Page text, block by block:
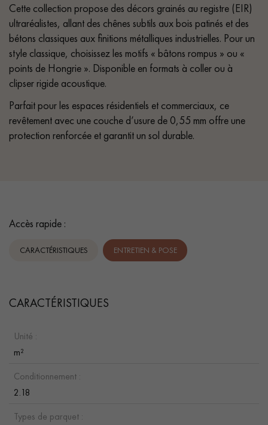
Cette collection propose des décors grainés au registre (EIR)
ultraréalistes, allant des chênes subtils aux bois patinés et des
bétons classiques aux finitions métalliques industrielles. Pour un
style classique, choisissez les motifs « bâtons rompus » ou «
points de Hongrie ». Disponible en formats à coller ou à
clipser rigide acoustique.
Parfait pour les espaces résidentiels et commerciaux, ce
revêtement avec une couche d’usure de 0,55 mm offre une
protection renforcée et garantit un sol durable.
Accès rapide :
CARACTÉRISTIQUES ENTRETIEN & POSE
CARACTÉRISTIQUES
Unité :
m²
Conditionnement :
2.18
Types de parquet :